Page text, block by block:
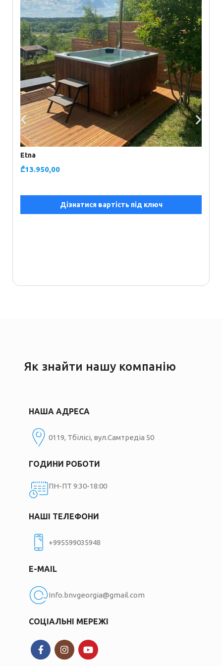
Etna
₾13.950,00
Дізнатися вартість під ключ
Як знайти нашу компанію
НАША АДРЕСА
0119, Тбілісі, вул.Самтредіа 50
ГОДИНИ РОБОТИ
ПН-ПТ 9:30-18:00
НАШІ ТЕЛЕФОНИ
+995599035948
E-MAIL
Info.bnvgeorgia@gmail.com
СОЦІАЛЬНІ МЕРЕЖІ